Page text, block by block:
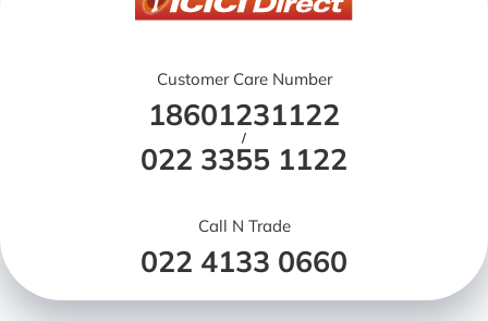
Customer Care Number
18601231122
/
022 3355 1122
Call N Trade
022 4133 0660